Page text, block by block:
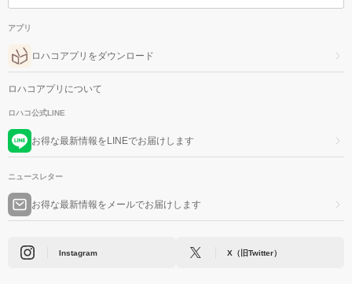
アプリ
ロハコアプリをダウンロード
ロハコアプリについて
ロハコ公式LINE
お得な最新情報をLINEでお届けします
ニュースレター
お得な最新情報をメールでお届けします
Instagram X（旧Twitter）